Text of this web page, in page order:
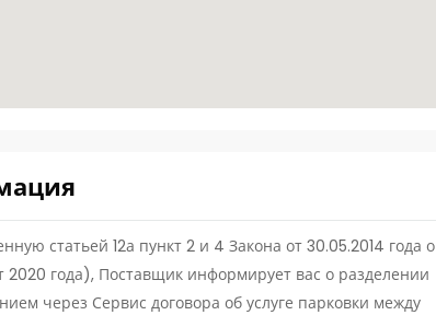
статьей 12а пункт 2 и 4 Закона от 30.05.2014 года о
2020 года), Поставщик информирует вас о разделении
через Сервис договора об услуге парковки между